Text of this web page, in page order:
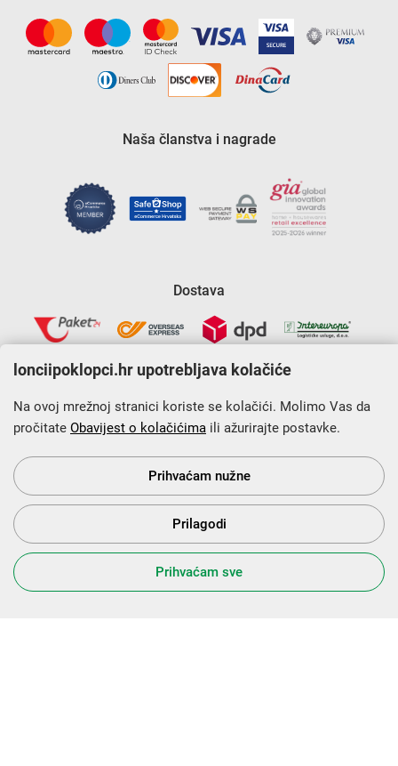
Naša članstva i nagrade
Dostava
Krajnji primatelj financijskog instrumenta sufinanciranog iz
Europskog fonda za regionalni razvoj u sklopu Operativnog
programa „Konkurentnost i kohezija”.
s Vama od 2014. godine!
lonciipoklopci.hr upotrebljava kolačiće
Na ovoj mrežnoj stranici koriste se kolačići. Molimo Vas da
pročitate Obavijest o kolačićima ili ažurirajte postavke.
Prihvaćam nužne
Prilagodi
Prihvaćam sve